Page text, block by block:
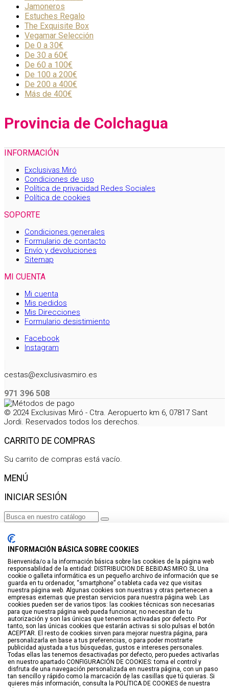
Jamoneros
Estuches Regalo
The Exquisite Box
Vegamar Selección
De 0 a 30€
De 30 a 60€
De 60 a 100€
De 100 a 200€
De 200 a 400€
Más de 400€
Provincia de Colchagua
INFORMACIÓN
Exclusivas Miró
Condiciones de uso
Política de privacidad Redes Sociales
Política de cookies
SOPORTE
Condiciones generales
Formulario de contacto
Envío y devoluciones
Sitemap
MI CUENTA
Mi cuenta
Mis pedidos
Mis Direcciones
Formulario desistimiento
Facebook
Instagram
cestas@exclusivasmiro.es
971 396 508
© 2024 Exclusivas Miró - Ctra. Aeropuerto km 6, 07817 Sant
Jordi. Reservados todos los derechos.
CARRITO DE COMPRAS
Su carrito de compras está vacío.
MENÚ
INICIAR SESIÓN
No se encontraron productos.
Iniciar sesión
VISTO RECIENTEMENTE
No hay productos
LISTA DE DESEOS
GUARDAR EN LISTA DE DESEOS
Crear
BUSCAR
INFORMACIÓN BÁSICA SOBRE COOKIES
Bienvenida/o a la información básica sobre las cookies de la página web
responsabilidad de la entidad: DISTRIBUCION DE BEBIDAS MIRO SL Una
cookie o galleta informática es un pequeño archivo de información que se
guarda en tu ordenador, “smartphone” o tableta cada vez que visitas
nuestra página web. Algunas cookies son nuestras y otras pertenecen a
empresas externas que prestan servicios para nuestra página web. Las
cookies pueden ser de varios tipos: las cookies técnicas son necesarias
para que nuestra página web pueda funcionar, no necesitan de tu
autorización y son las únicas que tenemos activadas por defecto. Por
tanto, son las únicas cookies que estarán activas si solo pulsas el botón
ACEPTAR. El resto de cookies sirven para mejorar nuestra página, para
personalizarla en base a tus preferencias, o para poder mostrarte
publicidad ajustada a tus búsquedas, gustos e intereses personales.
Todas ellas las tenemos desactivadas por defecto, pero puedes activarlas
en nuestro apartado CONFIGURACIÓN DE COOKIES: toma el control y
disfruta de una navegación personalizada en nuestra página, con un paso
tan sencillo y rápido como la marcación de las casillas que tú quieras. Si
quieres más información, consulta la POLÍTICA DE COOKIES de nuestra